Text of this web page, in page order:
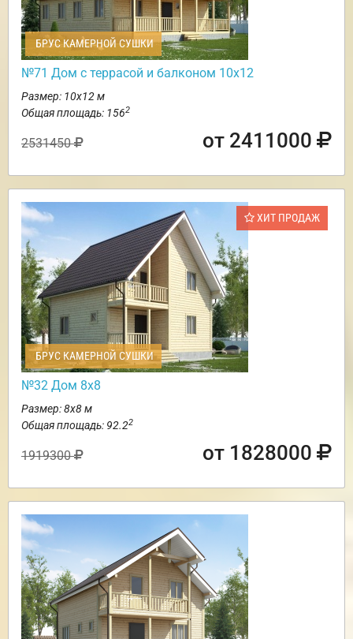
БРУС КАМЕРНОЙ СУШКИ
№71 Дом с террасой и балконом 10х12
Размер: 10х12 м
Общая площадь: 1562
2531450 от 2411000
ХИТ ПРОДАЖ
БРУС КАМЕРНОЙ СУШКИ
№32 Дом 8х8
Размер: 8х8 м
Общая площадь: 92.22
1919300 от 1828000